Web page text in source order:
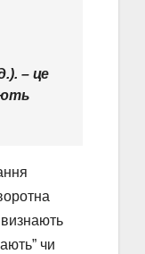
– це
чи